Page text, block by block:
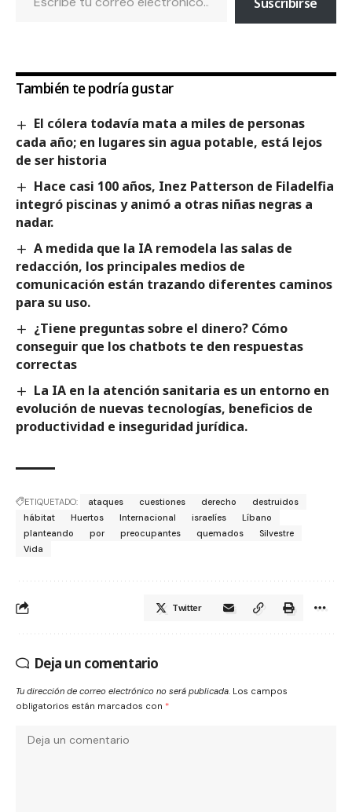
Suscribirse
También te podría gustar
El cólera todavía mata a miles de personas
cada año; en lugares sin agua potable, está lejos
de ser historia
Hace casi 100 años, Inez Patterson de Filadelfia
integró piscinas y animó a otras niñas negras a
nadar.
A medida que la IA remodela las salas de
redacción, los principales medios de
comunicación están trazando diferentes caminos
para su uso.
¿Tiene preguntas sobre el dinero? Cómo
conseguir que los chatbots te den respuestas
correctas
La IA en la atención sanitaria es un entorno en
evolución de nuevas tecnologías, beneficios de
productividad e inseguridad jurídica.
ETIQUETADO: ataques cuestiones derecho
destruidos
hábitat
Huertos Internacional israelíes
Líbano
planteando
por preocupantes quemados
Silvestre
Vida
Twitter
Deja un comentario
Tu dirección de correo electrónico no será publicada. Los campos
obligatorios están marcados con *